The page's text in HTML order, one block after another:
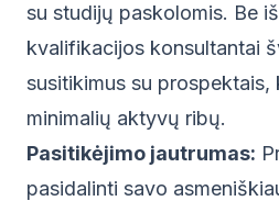
su studijų paskolomis. Be
kvalifikacijos konsultantai
susitikimus su prospektais,
minimalių aktyvų ribų.
Pasitikėjimo jautrumas:
pasidalinti savo